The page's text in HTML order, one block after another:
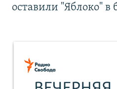
оставили "Яблоко" в